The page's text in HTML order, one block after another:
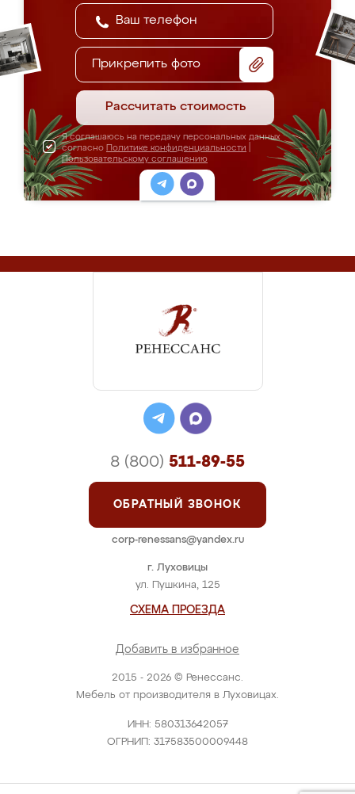
Прикрепить фото
Рассчитать стоимость
Я соглашаюсь на передачу персональных данных
согласно Политике конфиденциальности
Пользовательскому соглашению
2015 - 2026 © Ренессанс.
Мебель от производителя в Луховицах.
ИНН: 580313642057
ОГРНИП: 317583500009448
г. Луховицы
ул. Пушкина, 125
СХЕМА ПРОЕЗДА
Добавить в избранное
8 (800) 511-89-55
ОБРАТНЫЙ ЗВОНОК
corp-renessans@yandex.ru